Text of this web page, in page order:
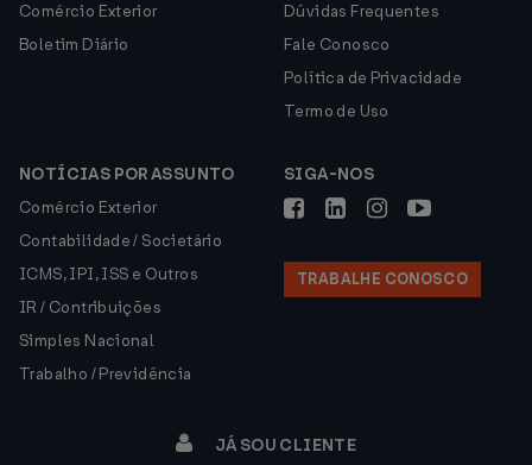
Comércio Exterior
Boletim Diário
Dúvidas Frequentes
Fale Conosco
Política de Privacidade
Termo de Uso
NOTÍCIAS POR ASSUNTO
Comércio Exterior
Contabilidade / Societário
ICMS, IPI, ISS e Outros
IR / Contribuições
Simples Nacional
Trabalho / Previdência
SIGA-NOS
TRABALHE CONOSCO
JÁ SOU CLIENTE